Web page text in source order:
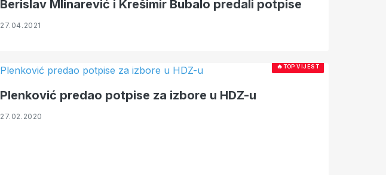
Berislav Mlinarević i Krešimir Bubalo predali potpise
27.04.2021
🔥TOP VIJEST
Plenković predao potpise za izbore u HDZ-u
27.02.2020